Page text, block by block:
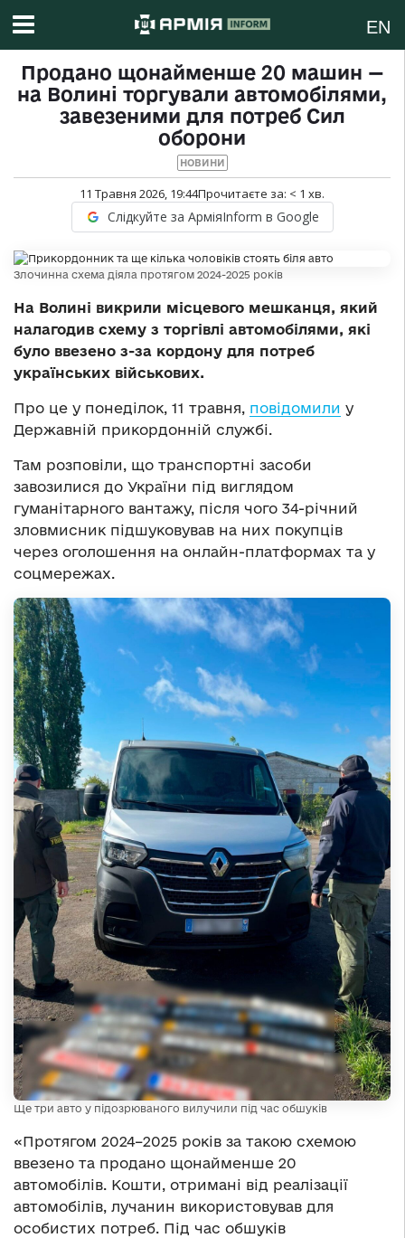
EN
Продано щонайменше 20 машин —
на Волині торгували автомобілями,
завезеними для потреб Сил
оборони
НОВИНИ
11 Травня 2026, 19:44Прочитаєте за: < 1 хв.
Слідкуйте за АрміяInform в Google
Злочинна схема діяла протягом 2024-2025 років
На Волині викрили місцевого мешканця, який
налагодив схему з торгівлі автомобілями, які
було ввезено з-за кордону для потреб
українських військових.
Про це у понеділок, 11 травня, повідомили у
Державній прикордонній службі.
Там розповіли, що транспортні засоби
завозилися до України під виглядом
гуманітарного вантажу, після чого 34-річний
зловмисник підшуковував на них покупців
через оголошення на онлайн-платформах та у
соцмережах.
Ще три авто у підозрюваного вилучили під час обшуків
«Протягом 2024–2025 років за такою схемою
ввезено та продано щонайменше 20
автомобілів. Кошти, отримані від реалізації
автомобілів, лучанин використовував для
особистих потреб. Під час обшуків